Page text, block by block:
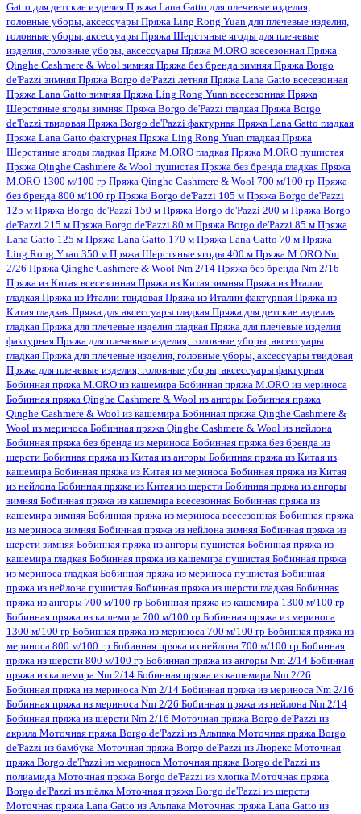
Gatto для детские изделия Пряжа Lana Gatto для плечевые изделия,
головные уборы, аксессуары Пряжа Ling Rong Yuan для плечевые изделия,
головные уборы, аксессуары Пряжа Шерстяные ягоды для плечевые
изделия, головные уборы, аксессуары Пряжа M.ORO всесезонная Пряжа
Qinghe Cashmere & Wool зимняя Пряжа без бренда зимняя Пряжа Borgo
de'Pazzi зимняя Пряжа Borgo de'Pazzi летняя Пряжа Lana Gatto всесезонная
Пряжа Lana Gatto зимняя Пряжа Ling Rong Yuan всесезонная Пряжа
Шерстяные ягоды зимняя Пряжа Borgo de'Pazzi гладкая Пряжа Borgo
de'Pazzi твидовая Пряжа Borgo de'Pazzi фактурная Пряжа Lana Gatto гладкая
Пряжа Lana Gatto фактурная Пряжа Ling Rong Yuan гладкая Пряжа
Шерстяные ягоды гладкая Пряжа M.ORO гладкая Пряжа M.ORO пушистая
Пряжа Qinghe Cashmere & Wool пушистая Пряжа без бренда гладкая Пряжа
M.ORO 1300 м/100 гр Пряжа Qinghe Cashmere & Wool 700 м/100 гр Пряжа
без бренда 800 м/100 гр Пряжа Borgo de'Pazzi 105 м Пряжа Borgo de'Pazzi
125 м Пряжа Borgo de'Pazzi 150 м Пряжа Borgo de'Pazzi 200 м Пряжа Borgo
de'Pazzi 215 м Пряжа Borgo de'Pazzi 80 м Пряжа Borgo de'Pazzi 85 м Пряжа
Lana Gatto 125 м Пряжа Lana Gatto 170 м Пряжа Lana Gatto 70 м Пряжа
Ling Rong Yuan 350 м Пряжа Шерстяные ягоды 400 м Пряжа M.ORO Nm
2/26 Пряжа Qinghe Cashmere & Wool Nm 2/14 Пряжа без бренда Nm 2/16
Пряжа из Китая всесезонная Пряжа из Китая зимняя Пряжа из Италии
гладкая Пряжа из Италии твидовая Пряжа из Италии фактурная Пряжа из
Китая гладкая Пряжа для аксессуары гладкая Пряжа для детские изделия
гладкая Пряжа для плечевые изделия гладкая Пряжа для плечевые изделия
фактурная Пряжа для плечевые изделия, головные уборы, аксессуары
гладкая Пряжа для плечевые изделия, головные уборы, аксессуары твидовая
Пряжа для плечевые изделия, головные уборы, аксессуары фактурная
Бобинная пряжа M.ORO из кашемира Бобинная пряжа M.ORO из мериноса
Бобинная пряжа Qinghe Cashmere & Wool из ангоры Бобинная пряжа
Qinghe Cashmere & Wool из кашемира Бобинная пряжа Qinghe Cashmere &
Wool из мериноса Бобинная пряжа Qinghe Cashmere & Wool из нейлона
Бобинная пряжа без бренда из мериноса Бобинная пряжа без бренда из
шерсти Бобинная пряжа из Китая из ангоры Бобинная пряжа из Китая из
кашемира Бобинная пряжа из Китая из мериноса Бобинная пряжа из Китая
из нейлона Бобинная пряжа из Китая из шерсти Бобинная пряжа из ангоры
зимняя Бобинная пряжа из кашемира всесезонная Бобинная пряжа из
кашемира зимняя Бобинная пряжа из мериноса всесезонная Бобинная пряжа
из мериноса зимняя Бобинная пряжа из нейлона зимняя Бобинная пряжа из
шерсти зимняя Бобинная пряжа из ангоры пушистая Бобинная пряжа из
кашемира гладкая Бобинная пряжа из кашемира пушистая Бобинная пряжа
из мериноса гладкая Бобинная пряжа из мериноса пушистая Бобинная
пряжа из нейлона пушистая Бобинная пряжа из шерсти гладкая Бобинная
пряжа из ангоры 700 м/100 гр Бобинная пряжа из кашемира 1300 м/100 гр
Бобинная пряжа из кашемира 700 м/100 гр Бобинная пряжа из мериноса
1300 м/100 гр Бобинная пряжа из мериноса 700 м/100 гр Бобинная пряжа из
мериноса 800 м/100 гр Бобинная пряжа из нейлона 700 м/100 гр Бобинная
пряжа из шерсти 800 м/100 гр Бобинная пряжа из ангоры Nm 2/14 Бобинная
пряжа из кашемира Nm 2/14 Бобинная пряжа из кашемира Nm 2/26
Бобинная пряжа из мериноса Nm 2/14 Бобинная пряжа из мериноса Nm 2/16
Бобинная пряжа из мериноса Nm 2/26 Бобинная пряжа из нейлона Nm 2/14
Бобинная пряжа из шерсти Nm 2/16 Моточная пряжа Borgo de'Pazzi из
акрила Моточная пряжа Borgo de'Pazzi из Альпака Моточная пряжа Borgo
de'Pazzi из бамбука Моточная пряжа Borgo de'Pazzi из Люрекс Моточная
пряжа Borgo de'Pazzi из мериноса Моточная пряжа Borgo de'Pazzi из
полиамида Моточная пряжа Borgo de'Pazzi из хлопка Моточная пряжа
Borgo de'Pazzi из шёлка Моточная пряжа Borgo de'Pazzi из шерсти
Моточная пряжа Lana Gatto из Альпака Моточная пряжа Lana Gatto из